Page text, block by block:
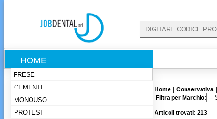
HOME
FRESE
CEMENTI
MONOUSO
PROTESI
Home Conservativa
Filtra per Marchio:
Articoli trovati: 213